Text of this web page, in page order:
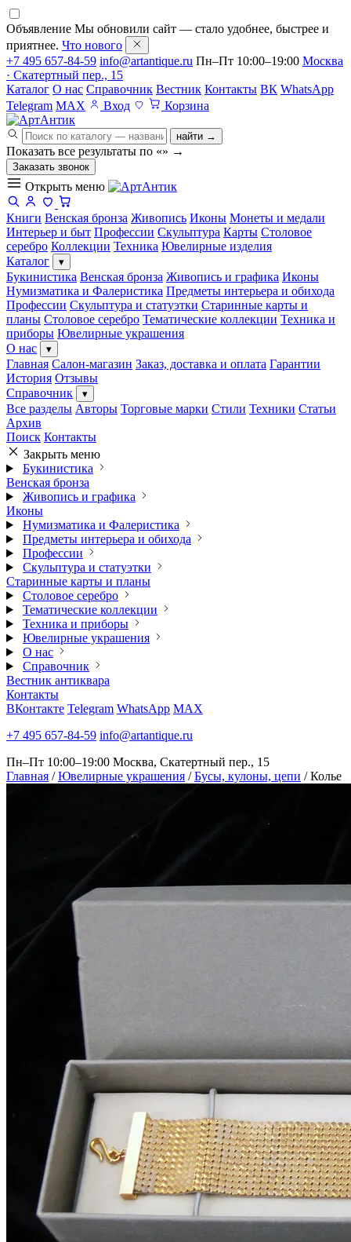
Объявление Мы обновили сайт — стало удобнее, быстрее и
приятнее. Что нового
+7 495 657-84-59 info@artantique.ru Пн–Пт 10:00–19:00 Москва
· Скатертный пер., 15
Каталог О нас Справочник Вестник Контакты ВК WhatsApp
Telegram MAX Вход Корзина
найти →
Показать все результаты по «» →
Заказать звонок
Открыть меню
Книги Венская бронза Живопись Иконы Монеты и медали
Интерьер и быт Профессии Скульптура Карты Столовое
серебро Коллекции Техника Ювелирные изделия
Каталог
▾
Букинистика Венская бронза Живопись и графика Иконы
Нумизматика и Фалеристика Предметы интерьера и обихода
Профессии Скульптура и статуэтки Старинные карты и
планы Столовое серебро Тематические коллекции Техника и
приборы Ювелирные украшения
О нас
▾
Главная Салон-магазин Заказ, доставка и оплата Гарантии
История Отзывы
Справочник
▾
Все разделы Авторы Торговые марки Стили Техники Статьи
Архив
Поиск Контакты
Закрыть меню
Букинистика
Венская бронза
Живопись и графика
Иконы
Нумизматика и Фалеристика
Предметы интерьера и обихода
Профессии
Скульптура и статуэтки
Старинные карты и планы
Столовое серебро
Тематические коллекции
Техника и приборы
Ювелирные украшения
О нас
Справочник
Вестник антиквара
Контакты
ВКонтакте Telegram WhatsApp MAX
+7 495 657-84-59 info@artantique.ru
Пн–Пт 10:00–19:00 Москва, Скатертный пер., 15
Главная / Ювелирные украшения / Бусы, кулоны, цепи / Колье